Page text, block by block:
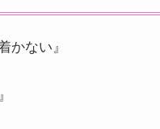
かない』